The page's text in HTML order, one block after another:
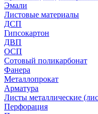
Эмали
Листовые материалы
ДСП
Гипсокартон
ДВП
ОСП
Сотовый поликарбонат
Фанера
Металлопрокат
Арматура
Листы металлические
Перфорация